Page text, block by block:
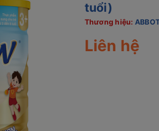
tuổi)
Thương hiệu:
Liên hệ